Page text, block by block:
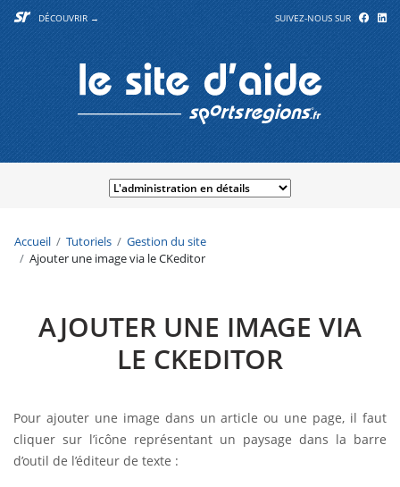
DÉCOUVRIR → SUIVEZ-NOUS SUR
Accueil Tutoriels
Gestion du site
Ajouter une image via le CKeditor
AJOUTER UNE IMAGE VIA
LE CKEDITOR
Pour ajouter une image dans un article ou une page, il faut
cliquer sur l’icône représentant un paysage dans la barre
d’outil de l’éditeur de texte :